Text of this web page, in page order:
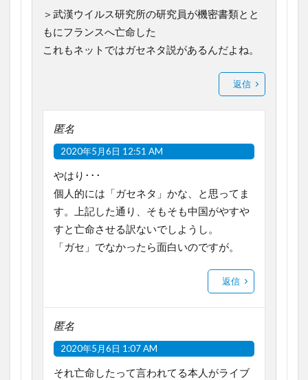
＞武漢ウイルス研究所の研究員が機密書類とと
もにフランスへ亡命した
これもネットではガセネタ説があるんだよね。
返信
匿名
2020年5月6日 12:51 AM
やはり･･･
個人的には「ガセネタ」かな、と思ってま
す。上記した通り、そもそも中国がやすや
すと亡命させる訳ないでしようし。
「ガセ」でなかったら面白いのですが。
返信
匿名
2020年5月6日 1:07 AM
それ亡命したって言われてる本人がライブ